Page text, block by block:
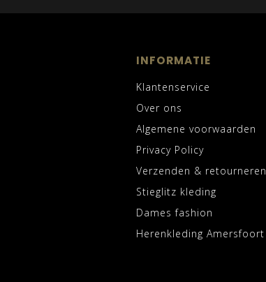
INFORMATIE
Klantenservice
Over ons
Algemene voorwaarden
Privacy Policy
Verzenden & retourneren
Stieglitz kleding
Dames fashion
Herenkleding Amersfoort